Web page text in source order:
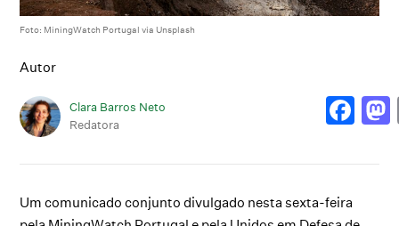
Foto: MiningWatch Portugal via Unsplash
Autor
Clara Barros Neto
Redatora
Um comunicado conjunto divulgado nesta sexta-feira